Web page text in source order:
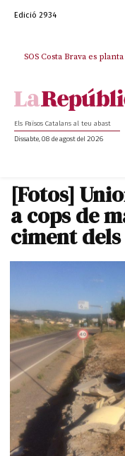
Edició 2934
SOS Costa Brava es
La memòria viva de
Els Països Catalans al teu abast
Dissabte, 08 de agost del 2026
[Fotos]
a cops de
ciment dels